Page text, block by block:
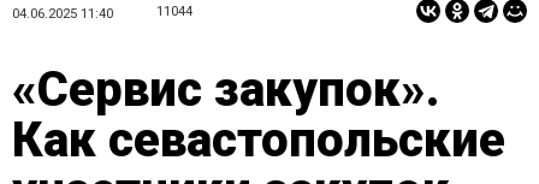
04.06.2025 11:40 11044
«Сервис закупок».
Как севастопольские